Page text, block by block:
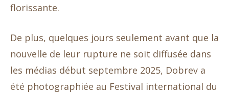
florissante.
De plus, quelques jours seulement avant que la
nouvelle de leur rupture ne soit diffusée dans
les médias début septembre 2025, Dobrev a
été photographiée au Festival international du